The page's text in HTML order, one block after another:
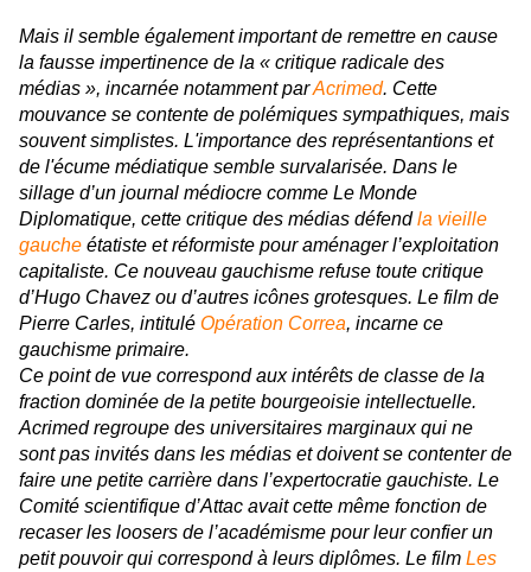
Mais il semble également important de remettre en cause
la fausse impertinence de la « critique radicale des
médias », incarnée notamment parAcrimed. Cette
mouvance se contente de polémiques sympathiques, mais
souvent simplistes. L'importance des représentantions et
de l'écume médiatique semble survalarisée. Dans le
sillage d’un journal médiocre comme Le Monde
Diplomatique, cette critique des médias défendla vieille
gauche étatiste et réformiste pour aménager l’exploitation
capitaliste. Ce nouveau gauchisme refuse toute critique
d’Hugo Chavez ou d’autres icônes grotesques. Le film de
Pierre Carles, intitulé Opération Correa, incarne ce
gauchisme primaire.
Ce point de vue correspond aux intérêts de classe de la
fraction dominée de la petite bourgeoisie intellectuelle.
Acrimed regroupe des universitaires marginaux qui ne
sont pas invités dans les médias et doivent se contenter de
faire une petite carrière dans l’expertocratie gauchiste. Le
Comité scientifique d’Attac avait cette même fonction de
recaser les loosers de l’académisme pour leur confier un
petit pouvoir qui correspond à leurs diplômes. Le film Les